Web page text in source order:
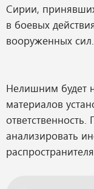
Сирии,
в боевых
вооруженных сил.
Нелишним будет
материалов
анализировать